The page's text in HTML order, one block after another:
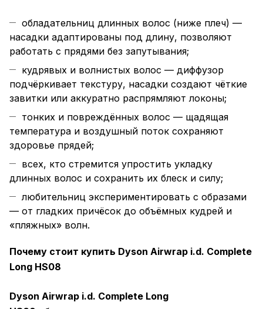
обладательниц длинных волос (ниже плеч) —
насадки адаптированы под длину, позволяют
работать с прядями без запутывания;
кудрявых и волнистых волос — диффузор
подчёркивает текстуру, насадки создают чёткие
завитки или аккуратно распрямляют локоны;
тонких и повреждённых волос — щадящая
температура и воздушный поток сохраняют
здоровье прядей;
всех, кто стремится упростить укладку
длинных волос и сохранить их блеск и силу;
любительниц экспериментировать с образами
— от гладких причёсок до объёмных кудрей и
«пляжных» волн.
Почему стоит купить Dyson Airwrap i.d. Complete
Long HS08
Dyson Airwrap i.d. Complete Long